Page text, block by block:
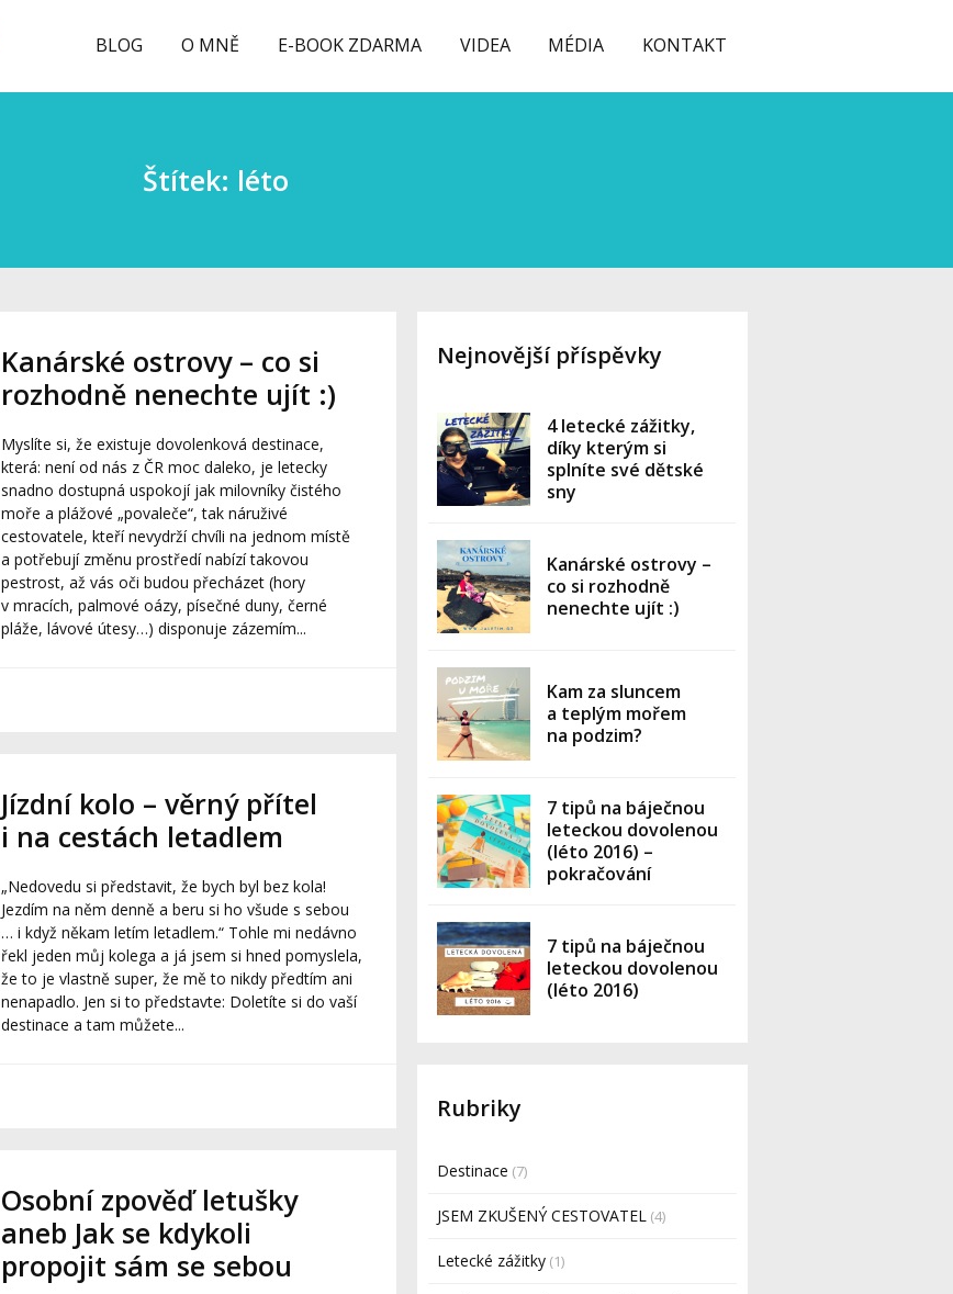
BLOG O MNĚ E-BOOK ZDARMA VIDEA MÉDIA KONTAKT
Štítek: léto
Kanárské ostrovy – co si
rozhodně nenechte ujít :)
Myslíte si, že existuje dovolenková destinace,
která: není od nás z ČR moc daleko, je letecky
snadno dostupná uspokojí jak milovníky čistého
moře a plážové „povaleče“, tak náruživé
cestovatele, kteří nevydrží chvíli na jednom místě
a potřebují změnu prostředí nabízí takovou
pestrost, až vás oči budou přecházet (hory
v mracích, palmové oázy, písečné duny, černé
pláže, lávové útesy…) disponuje zázemím...
Jízdní kolo – věrný přítel
i na cestách letadlem
„Nedovedu si představit, že bych byl bez kola!
Jezdím na něm denně a beru si ho všude s sebou
… i když někam letím letadlem.“ Tohle mi nedávno
řekl jeden můj kolega a já jsem si hned pomyslela,
že to je vlastně super, že mě to nikdy předtím ani
nenapadlo. Jen si to představte: Doletíte si do vaší
destinace a tam můžete...
Osobní zpověď letušky
aneb Jak se kdykoli
propojit sám se sebou
Nejnovější příspěvky
4 letecké zážitky,
díky kterým si
splníte své dětské
sny
Kanárské ostrovy –
co si rozhodně
nenechte ujít :)
Kam za sluncem
a teplým mořem
na podzim?
7 tipů na báječnou
leteckou dovolenou
(léto 2016) –
pokračování
7 tipů na báječnou
leteckou dovolenou
(léto 2016)
Rubriky
Destinace (7)
JSEM ZKUŠENÝ CESTOVATEL (4)
Letecké zážitky (1)